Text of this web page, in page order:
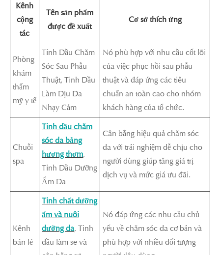
Kênh
cộng
tác
Tên sản phẩm
được đề xuất
Cơ sở thích ứng
Phòng
khám
thẩm
mỹ y tế
Tinh Dầu Chăm
Sóc Sau Phẫu
Thuật, Tinh Dầu
Làm Dịu Da
Nhạy Cảm
Nó phù hợp với nhu cầu cốt lõi
của việc phục hồi sau phẫu
thuật và đáp ứng các tiêu
chuẩn an toàn cao cho nhóm
khách hàng của tổ chức.
Chuỗi
spa
Tinh dầu chăm
sóc da bằng
hương thơm,
Tinh Dầu Dưỡng
Ẩm Da
Cân bằng hiệu quả chăm sóc
da với trải nghiệm dễ chịu cho
người dùng giúp tăng giá trị
dịch vụ và mức giá ưu đãi.
Kênh
bán lẻ
Tinh chất dưỡng
ẩm và nuôi
dưỡng da, Tinh
dầu làm se và
Nó đáp ứng các nhu cầu chủ
yếu về chăm sóc da cơ bản và
phù hợp với nhiều đối tượng